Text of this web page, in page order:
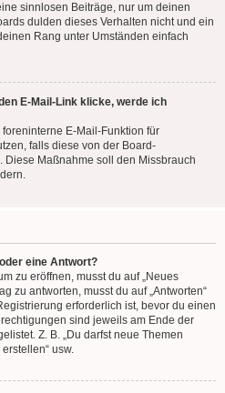
sinnlosen Beiträge, nur um deinen
dulden dieses Verhalten nicht und ein
Rang unter Umständen einfach
E-Mail-Link klicke, werde ich
E-Mail-Funktion für
falls diese von der Board-
Maßnahme soll den Missbrauch
eine Antwort?
zu eröffnen, musst du auf „Neues
zu antworten, musst du auf „Antworten“
erforderlich ist, bevor du einen
sind jeweils am Ende der
Z. B. „Du darfst neue Themen
usw.